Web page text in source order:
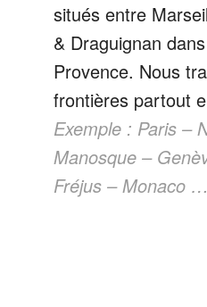
situés entre
& Draguignan
Provence. Nous
frontières partout
Exemple : Paris –
Manosque –
Fréjus – Monaco …